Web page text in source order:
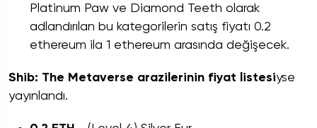
Platinum Paw ve Diamond Teeth olarak
adlandırılan bu kategorilerin satış fiyatı 0.2
ethereum ila 1 ethereum arasında değişecek.
Shib: The Metaverse arazilerinin fiyat listesiyse
yayınlandı.